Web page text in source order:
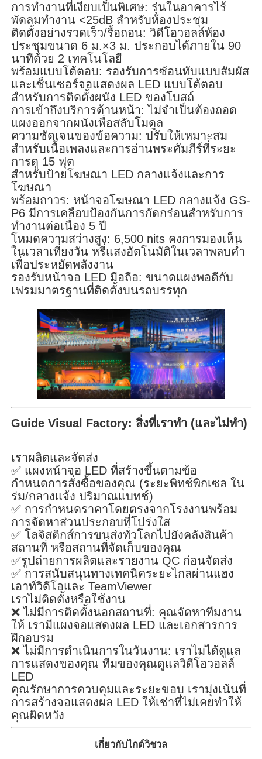
การทำงานที่เงียบเป็นพิเศษ: รุ่นในอาคารไร้
พัดลมทำงาน <25dB สำหรับห้องประชุม
ติดตั้งอย่างรวดเร็ว/รื้อถอน: วิดีโอวอลล์ห้อง
ประชุมขนาด 6 ม.×3 ม. ประกอบได้ภายใน 90
นาทีด้วย 2 เทคโนโลยี
พร้อมแบบโต้ตอบ: รองรับการซ้อนทับแบบสัมผัส
และเซ็นเซอร์จอแสดงผล LED แบบโต้ตอบ
สำหรับการติดตั้งผนัง LED ของโบสถ์
การเข้าถึงบริการด้านหน้า: ไม่จำเป็นต้องถอด
แผงออกจากผนังเพื่อสลับโมดูล
ความชัดเจนของข้อความ: ปรับให้เหมาะสม
สำหรับเนื้อเพลงและการอ่านพระคัมภีร์ที่ระยะ
การดู 15 ฟุต
สำหรับป้ายโฆษณา LED กลางแจ้งและการ
โฆษณา
พร้อมถาวร: หน้าจอโฆษณา LED กลางแจ้ง GS-
P6 มีการเคลือบป้องกันการกัดกร่อนสำหรับการ
ทำงานต่อเนื่อง 5 ปี
โหมดความสว่างสูง: 6,500 nits คงการมองเห็น
ในเวลาเที่ยงวัน หรี่แสงอัตโนมัติในเวลาพลบค่ำ
เพื่อประหยัดพลังงาน
รองรับหน้าจอ LED มือถือ: ขนาดแผงพอดีกับ
เฟรมมาตรฐานที่ติดตั้งบนรถบรรทุก
Guide Visual Factory: สิ่งที่เราทำ (และไม่ทำ)
เราผลิตและจัดส่ง
✅ แผงหน้าจอ LED ที่สร้างขึ้นตามข้อ
กำหนดการสั่งซื้อของคุณ (ระยะพิทช์พิกเซล ใน
ร่ม/กลางแจ้ง ปริมาณแบทช์)
✅ การกำหนดราคาโดยตรงจากโรงงานพร้อม
การจัดหาส่วนประกอบที่โปร่งใส
✅ โลจิสติกส์การขนส่งทั่วโลกไปยังคลังสินค้า
สถานที่ หรือสถานที่จัดเก็บของคุณ
✅รูปถ่ายการผลิตและรายงาน QC ก่อนจัดส่ง
✅ การสนับสนุนทางเทคนิคระยะไกลผ่านแฮง
เอาท์วิดีโอและ TeamViewer
เราไม่ติดตั้งหรือใช้งาน
❌ ไม่มีการติดตั้งนอกสถานที่: คุณจัดหาทีมงาน
ให้ เรามีแผงจอแสดงผล LED และเอกสารการ
ฝึกอบรม
❌ ไม่มีการดำเนินการในวันงาน: เราไม่ได้ดูแล
การแสดงของคุณ ทีมของคุณดูแลวิดีโอวอลล์
LED
คุณรักษาการควบคุมและระยะขอบ เรามุ่งเน้นที่
การสร้างจอแสดงผล LED ให้เช่าที่ไม่เคยทำให้
คุณผิดหวัง
เกี่ยวกับไกด์วิชวล